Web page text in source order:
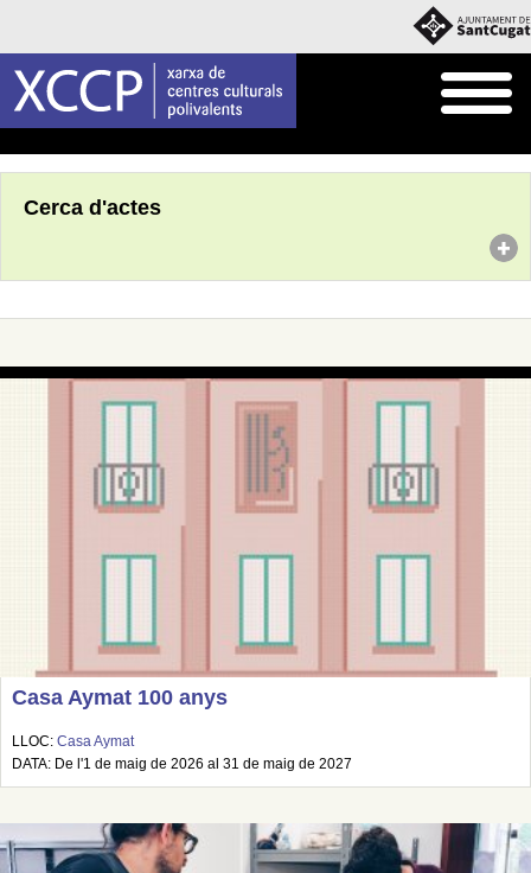
Cerca d'actes
Casa Aymat 100 anys
LLOC: Casa Aymat
DATA: De l'1 de maig de 2026 al 31 de maig de 2027